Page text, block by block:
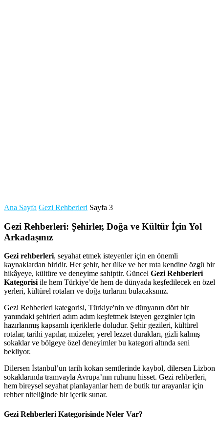
Ana Sayfa Gezi Rehberleri Sayfa 3
Gezi Rehberleri: Şehirler, Doğa ve Kültür İçin Yol
Arkadaşınız
Gezi rehberleri, seyahat etmek isteyenler için en önemli
kaynaklardan biridir. Her şehir, her ülke ve her rota kendine özgü bir
hikâyeye, kültüre ve deneyime sahiptir. Güncel Gezi Rehberleri
Kategorisi ile hem Türkiye’de hem de dünyada keşfedilecek en özel
yerleri, kültürel rotaları ve doğa turlarını bulacaksınız.
Gezi Rehberleri kategorisi, Türkiye'nin ve dünyanın dört bir
yanındaki şehirleri adım adım keşfetmek isteyen gezginler için
hazırlanmış kapsamlı içeriklerle doludur. Şehir gezileri, kültürel
rotalar, tarihi yapılar, müzeler, yerel lezzet durakları, gizli kalmış
sokaklar ve bölgeye özel deneyimler bu kategori altında seni
bekliyor.
Dilersen İstanbul’un tarih kokan semtlerinde kaybol, dilersen Lizbon
sokaklarında tramvayla Avrupa’nın ruhunu hisset. Gezi rehberleri,
hem bireysel seyahat planlayanlar hem de butik tur arayanlar için
rehber niteliğinde bir içerik sunar.
Gezi Rehberleri Kategorisinde Neler Var?